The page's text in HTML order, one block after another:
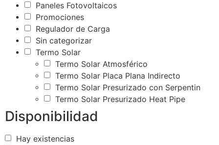
Paneles Fotovoltaicos
Promociones
Regulador de Carga
Sin categorizar
Termo Solar
Termo Solar Atmosférico
Termo Solar Placa Plana Indirecto
Termo Solar Presurizado con Serpentin
Termo Solar Presurizado Heat Pipe
Disponibilidad
Hay existencias